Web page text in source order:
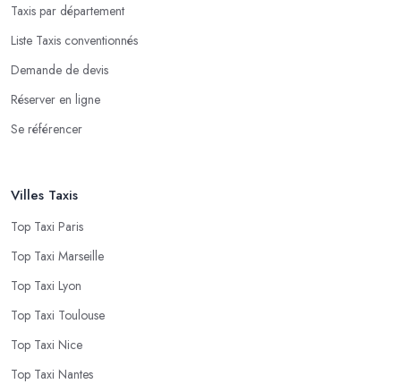
Taxis par département
Liste Taxis conventionnés
Demande de devis
Réserver en ligne
Se référencer
Villes Taxis
Top Taxi Paris
Top Taxi Marseille
Top Taxi Lyon
Top Taxi Toulouse
Top Taxi Nice
Top Taxi Nantes